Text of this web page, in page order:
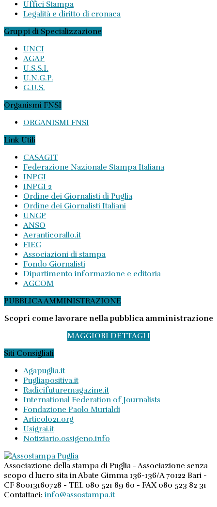
Uffici Stampa
Legalità e diritto di cronaca
Gruppi di Specializzazione
UNCI
AGAP
U.S.S.I.
U.N.G.P.
G.U.S.
Organismi FNSI
ORGANISMI FNSI
Link Utili
CASAGIT
Federazione Nazionale Stampa Italiana
INPGI
INPGI 2
Ordine dei Giornalisti di Puglia
Ordine dei Giornalisti Italiani
UNGP
ANSO
Aeranticorallo.it
FIEG
Associazioni di stampa
Fondo Giornalisti
Dipartimento informazione e editoria
AGCOM
PUBBLICA AMMINISTRAZIONE
Scopri come lavorare nella pubblica amministrazione
MAGGIORI DETTAGLI
Siti Consigliati
Agapuglia.it
Pugliapositiva.it
Radicifuturemagazine.it
International Federation of Journalists
Fondazione Paolo Murialdi
Articolo21.org
Usigrai.it
Notiziario.ossigeno.info
Associazione della stampa di Puglia - Associazione senza
scopo d lucro sita in Abate Gimma 136-136/A 70122 Bari -
CF 80013160728 - TEL 080 521 89 60 - FAX 080 523 82 31
Contattaci: info@assostampa.it